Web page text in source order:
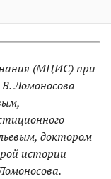
(МЦИС) при
Ломоносова
доктором
истории